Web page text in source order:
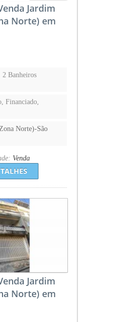
Jardim
Norte) em
2 Banheiros
Financiado,
Norte)-São
Venda
Jardim
Norte) em